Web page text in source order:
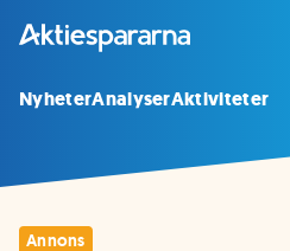
NyheterAnalyserAktiviteter
Annons